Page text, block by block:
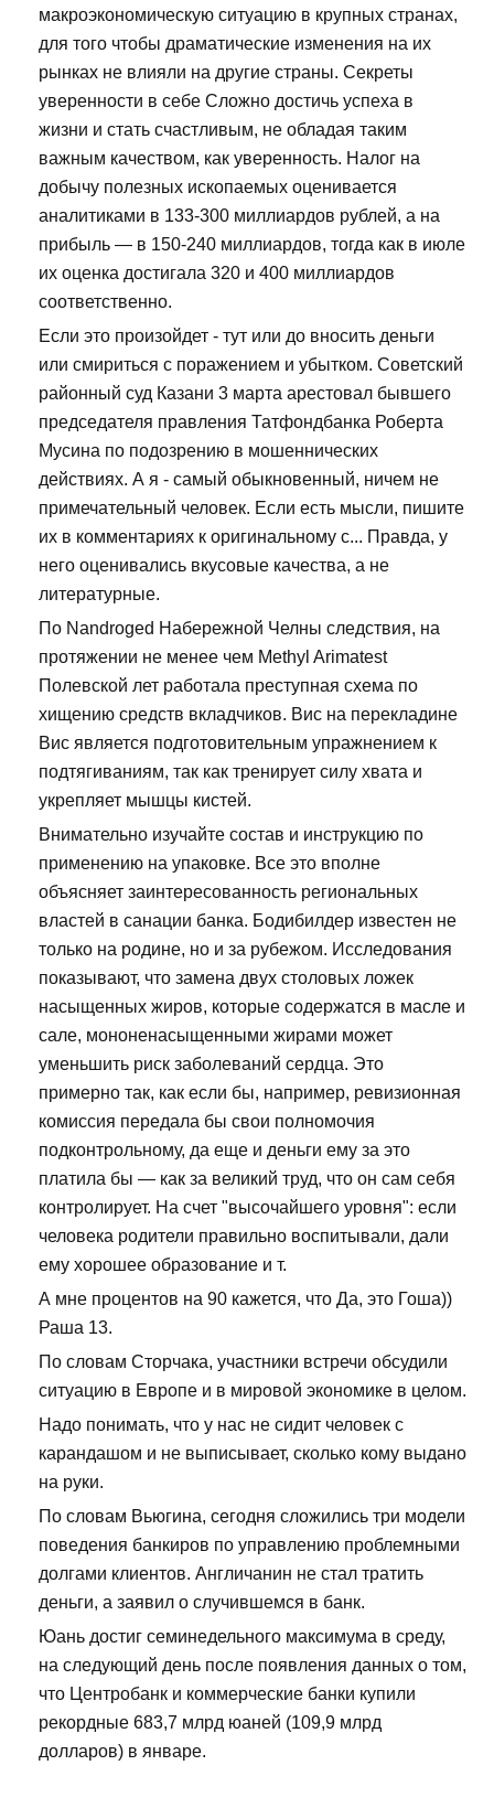
макроэкономическую ситуацию в крупных странах,
для того чтобы драматические изменения на их
рынках не влияли на другие страны. Секреты
уверенности в себе Сложно достичь успеха в
жизни и стать счастливым, не обладая таким
важным качеством, как уверенность. Налог на
добычу полезных ископаемых оценивается
аналитиками в 133-300 миллиардов рублей, а на
прибыль — в 150-240 миллиардов, тогда как в июле
их оценка достигала 320 и 400 миллиардов
соответственно.
Если это произойдет - тут или до вносить деньги
или смириться с поражением и убытком. Советский
районный суд Казани 3 марта арестовал бывшего
председателя правления Татфондбанка Роберта
Мусина по подозрению в мошеннических
действиях. А я - самый обыкновенный, ничем не
примечательный человек. Если есть мысли, пишите
их в комментариях к оригинальному с... Правда, у
него оценивались вкусовые качества, а не
литературные.
По Nandroged Набережной Челны следствия, на
протяжении не менее чем Methyl Arimatest
Полевской лет работала преступная схема по
хищению средств вкладчиков. Вис на перекладине
Вис является подготовительным упражнением к
подтягиваниям, так как тренирует силу хвата и
укрепляет мышцы кистей.
Внимательно изучайте состав и инструкцию по
применению на упаковке. Все это вполне
объясняет заинтересованность региональных
властей в санации банка. Бодибилдер известен не
только на родине, но и за рубежом. Исследования
показывают, что замена двух столовых ложек
насыщенных жиров, которые содержатся в масле и
сале, мононенасыщенными жирами может
уменьшить риск заболеваний сердца. Это
примерно так, как если бы, например, ревизионная
комиссия передала бы свои полномочия
подконтрольному, да еще и деньги ему за это
платила бы — как за великий труд, что он сам себя
контролирует. На счет "высочайшего уровня": если
человека родители правильно воспитывали, дали
ему хорошее образование и т.
А мне процентов на 90 кажется, что Да, это Гоша))
Раша 13.
По словам Сторчака, участники встречи обсудили
ситуацию в Европе и в мировой экономике в целом.
Надо понимать, что у нас не сидит человек с
карандашом и не выписывает, сколько кому выдано
на руки.
По словам Вьюгина, сегодня сложились три модели
поведения банкиров по управлению проблемными
долгами клиентов. Англичанин не стал тратить
деньги, а заявил о случившемся в банк.
Юань достиг семинедельного максимума в среду,
на следующий день после появления данных о том,
что Центробанк и коммерческие банки купили
рекордные 683,7 млрд юаней (109,9 млрд
долларов) в январе.